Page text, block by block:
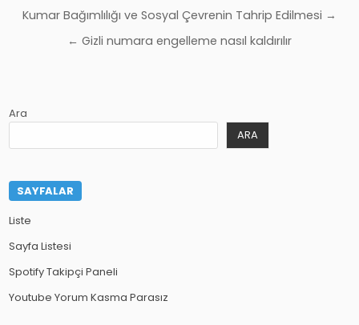
Yazı
gezinmesi
Kumar Bağımlılığı ve Sosyal Çevrenin Tahrip Edilmesi →
← Gizli numara engelleme nasıl kaldırılır
Ara
ARA
SAYFALAR
Liste
Sayfa Listesi
Spotify Takipçi Paneli
Youtube Yorum Kasma Parasız